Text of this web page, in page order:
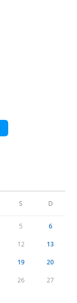
S D
5 6
12 13
19 20
26 27